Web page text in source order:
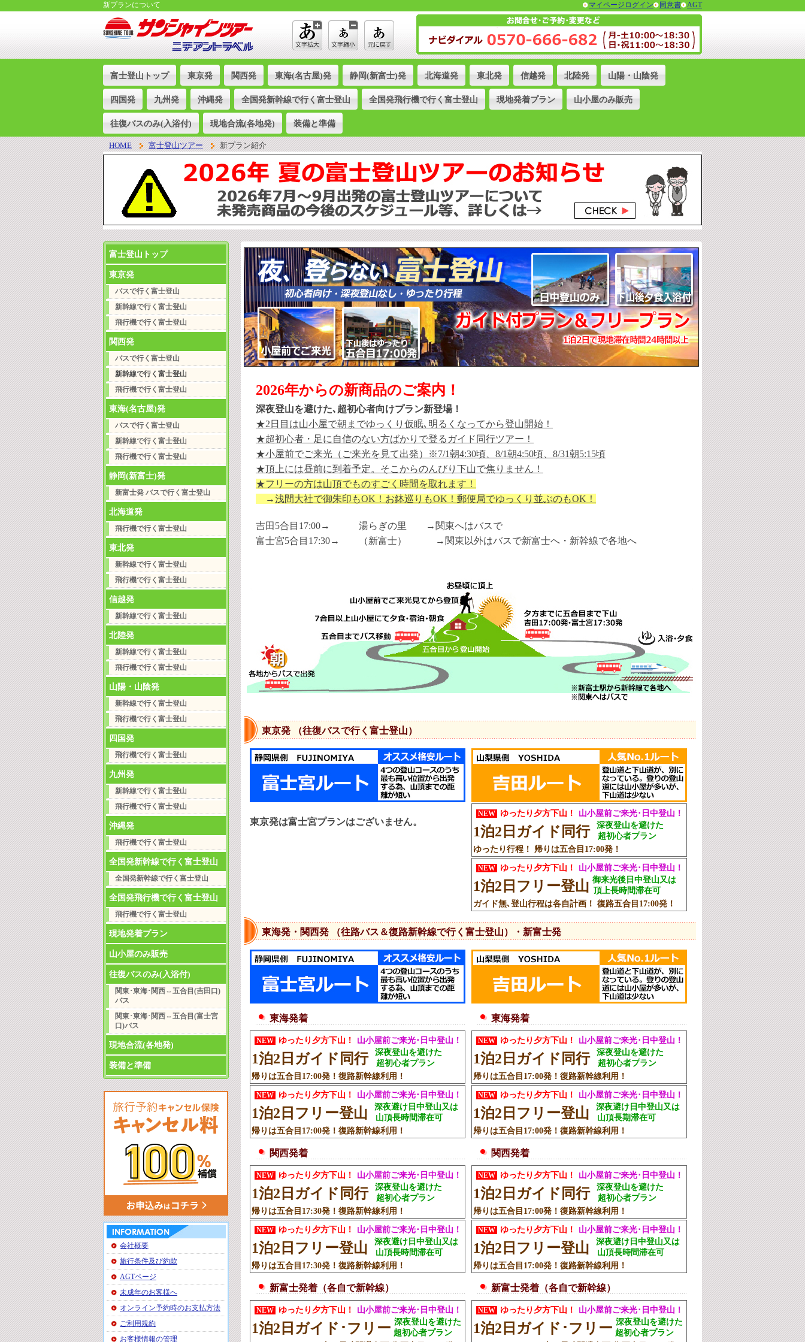
新プランについて AGT
同意書
マイページログイン
富士登山トップ 東京発 関西発 東海(名古屋)発 静岡(新富士)発 北海道発 東北発 信越発 北陸発 山陽・山陰発
四国発 九州発 沖縄発 全国発新幹線で行く富士登山 全国発飛行機で行く富士登山 現地発着プラン 山小屋のみ販売
往復バスのみ(入浴付) 現地合流(各地発) 装備と準備
HOME 富士登山ツアー 新プラン紹介
富士登山トップ
東京発
バスで行く富士登山
新幹線で行く富士登山
飛行機で行く富士登山
関西発
バスで行く富士登山
新幹線で行く富士登山
飛行機で行く富士登山
東海(名古屋)発
バスで行く富士登山
新幹線で行く富士登山
飛行機で行く富士登山
静岡(新富士)発
新富士発 バスで行く富士登山
北海道発
飛行機で行く富士登山
東北発
新幹線で行く富士登山
飛行機で行く富士登山
信越発
新幹線で行く富士登山
北陸発
新幹線で行く富士登山
飛行機で行く富士登山
山陽・山陰発
新幹線で行く富士登山
飛行機で行く富士登山
四国発
飛行機で行く富士登山
九州発
新幹線で行く富士登山
飛行機で行く富士登山
沖縄発
飛行機で行く富士登山
全国発新幹線で行く富士登山
全国発新幹線で行く富士登山
全国発飛行機で行く富士登山
飛行機で行く富士登山
現地発着プラン
山小屋のみ販売
往復バスのみ(入浴付)
関東･東海･関西⇔五合目(吉田口)
バス
関東･東海･関西⇔五合目(富士宮
口)バス
現地合流(各地発)
装備と準備
会社概要
旅行条件及び約款
AGTページ
未成年のお客様へ
オンライン予約時のお支払方法
ご利用規約
お客様情報の管理
2026年からの新商品のご案内！
深夜登山を避けた､超初心者向けプラン新登場！
★2日目は山小屋で朝までゆっくり仮眠､明るくなってから登山開始！
★超初心者・足に自信のない方ばかりで登るガイド同行ツアー！
★小屋前でご来光（ご来光を見て出発）※7/1朝4:30頃、8/1朝4:50頃、8/31朝5:15頃
★頂上には昼前に到着予定。そこからのんびり下山で焦りません！
★フリーの方は山頂でものすごく時間を取れます！
→浅間大社で御朱印もOK！お鉢巡りもOK！郵便局でゆっくり並ぶのもOK！
吉田5合目17:00→ 湯らぎの里 →関東へはバスで
富士宮5合目17:30→ （新富士） →関東以外はバスで新富士へ・新幹線で各地へ
東京発 （往復バスで行く富士登山）
東京発は富士宮プランはございません。
NEW ゆったり夕方下山！ 山小屋前ご来光･日中登山！
1泊2日ガイド同行
深夜登山を避けた
超初心者プラン
ゆったり行程！ 帰りは五合目17:00発！
NEW ゆったり夕方下山！ 山小屋前ご来光･日中登山！
1泊2日フリー登山 御来光後日中登山又は
頂上長時間滞在可
ガイド無､登山行程は各自計画！ 復路五合目17:00発！
東海発・関西発 （往路バス＆復路新幹線で行く富士登山）・新富士発
東海発着
NEW ゆったり夕方下山！ 山小屋前ご来光･日中登山！
1泊2日ガイド同行
深夜登山を避けた
超初心者プラン
帰りは五合目17:00発！復路新幹線利用！
NEW ゆったり夕方下山！ 山小屋前ご来光･日中登山！
1泊2日フリー登山
深夜避け日中登山又は
山頂長時間滞在可
帰りは五合目17:00発！復路新幹線利用！
関西発着
NEW ゆったり夕方下山！ 山小屋前ご来光･日中登山！
1泊2日ガイド同行
深夜登山を避けた
超初心者プラン
帰りは五合目17:30発！復路新幹線利用！
NEW ゆったり夕方下山！ 山小屋前ご来光･日中登山！
1泊2日フリー登山
深夜避け日中登山又は
山頂長時間滞在可
帰りは五合目17:30発！復路新幹線利用！
新富士発着（各自で新幹線）
NEW ゆったり夕方下山！ 山小屋前ご来光･日中登山！
1泊2日ガイド･フリー 深夜登山を避けた
超初心者プラン
東海発着
NEW ゆったり夕方下山！ 山小屋前ご来光･日中登山！
1泊2日ガイド同行
深夜登山を避けた
超初心者プラン
帰りは五合目17:00発！復路新幹線利用！
NEW ゆったり夕方下山！ 山小屋前ご来光･日中登山！
1泊2日フリー登山
深夜避け日中登山又は
山頂長期滞在可
帰りは五合目17:00発！復路新幹線利用！
関西発着
NEW ゆったり夕方下山！ 山小屋前ご来光･日中登山！
1泊2日ガイド同行
深夜登山を避けた
超初心者プラン
帰りは五合目17:00発！復路新幹線利用！
NEW ゆったり夕方下山！ 山小屋前ご来光･日中登山！
1泊2日フリー登山
深夜避け日中登山又は
山頂長時間滞在可
帰りは五合目17:00発！復路新幹線利用！
新富士発着（各自で新幹線）
NEW ゆったり夕方下山！ 山小屋前ご来光･日中登山！
1泊2日ガイド･フリー 深夜登山を避けた
超初心者プラン